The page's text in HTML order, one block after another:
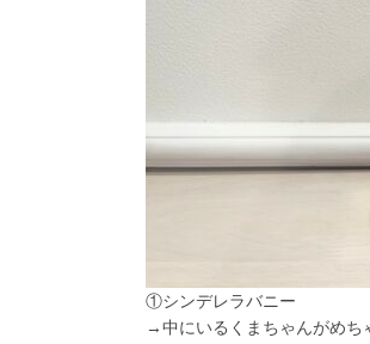
①シンデレラバニー
→中にいるくまちゃんがめ